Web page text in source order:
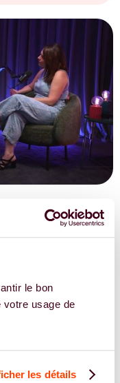
le bon
votre usage de
les détails